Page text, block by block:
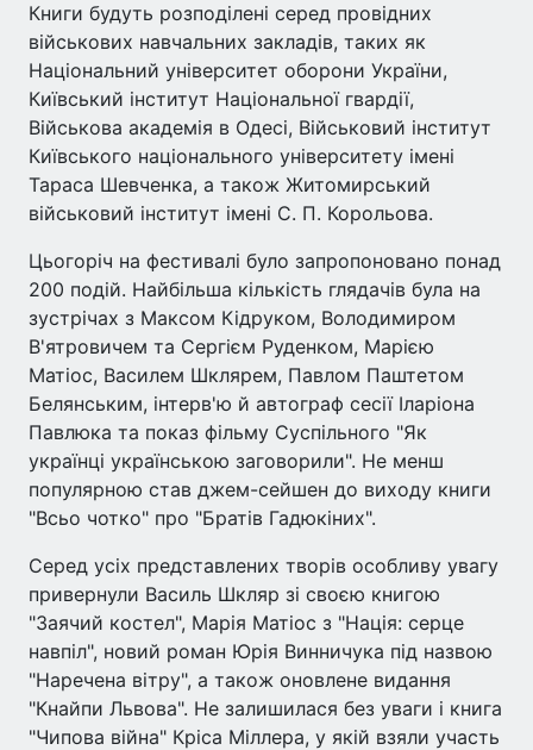
Книги будуть розподілені серед провідних
військових навчальних закладів, таких як
Національний університет оборони України,
Київський інститут Національної гвардії,
Військова академія в Одесі, Військовий інститут
Київського національного університету імені
Тараса Шевченка, а також Житомирський
військовий інститут імені С. П. Корольова.
Цьогоріч на фестивалі було запропоновано понад
200 подій. Найбільша кількість глядачів була на
зустрічах з Максом Кідруком, Володимиром
В'ятровичем та Сергієм Руденком, Марією
Матіос, Василем Шклярем, Павлом Паштетом
Белянським, інтерв'ю й автограф сесії Іларіона
Павлюка та показ фільму Суспільного "Як
українці українською заговорили". Не менш
популярною став джем-сейшен до виходу книги
"Всьо чотко" про "Братів Гадюкіних".
Серед усіх представлених творів особливу увагу
привернули Василь Шкляр зі своєю книгою
"Заячий костел", Марія Матіос з "Нація: серце
навпіл", новий роман Юрія Винничука під назвою
"Наречена вітру", а також оновлене видання
"Кнайпи Львова". Не залишилася без уваги і книга
"Чипова війна" Кріса Міллера, у якій взяли участь